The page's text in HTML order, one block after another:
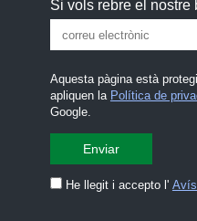
Si vols rebre el nostre
Aquesta pàgina està
apliquen la Política de
Google.
He llegit i accepto l'